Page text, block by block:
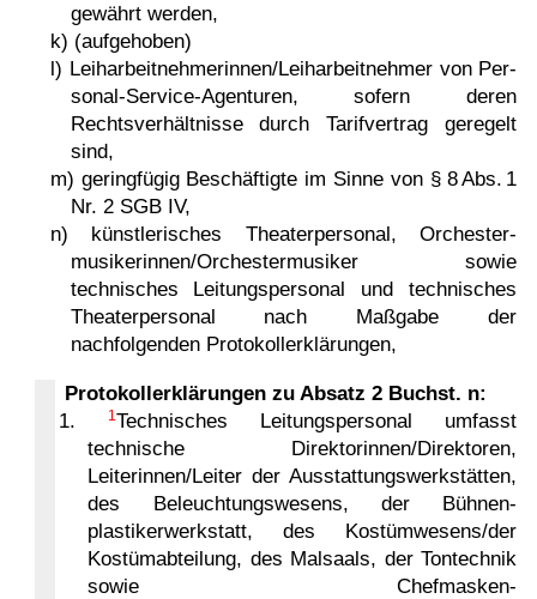
gewährt werden,
k) (aufgehoben)
l) Leiharbeitnehmerin­nen/­Leih­arbeit­neh­mer von Per­
so­nal-Ser­vice-Agen­tu­ren, sofern deren
Rechtsverhältnisse durch Tarifvertrag geregelt
sind,
m) geringfügig Beschäftigte im Sinne von § 8 Abs. 1
Nr. 2 SGB IV,
n) künstlerisches Theaterpersonal, Orchester­
musike­rin­nen/­Or­ches­ter­mu­siker sowie
technisches Leitungspersonal und technisches
Theaterpersonal nach Maßgabe der
nachfolgenden Protokollerklärungen,
Protokollerklärungen zu Absatz 2 Buchst. n:
1.
1 Technisches Leitungspersonal umfasst
technische Direktorinnen/­Direktoren,
Leiterinnen/Leiter der Ausstattungs­werkstätten,
des Beleuchtungswesens, der Bühnen­
plastikerwerkstatt, des Kostümwesens/der
Kostümabteilung, des Malsaals, der Tontechnik
sowie Chefmasken­